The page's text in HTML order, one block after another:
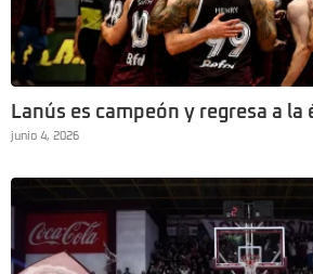
Lanús es campeón y regresa a
junio 4, 2026